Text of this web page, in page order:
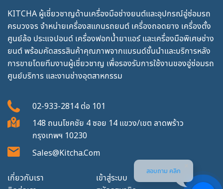
KITCHA ผู้เชี่ยวชาญด้านเครื่องมือช่างยนต์และอุปกรณ์อู่ซ่อมรถ
ครบวงจร จำหน่ายเครื่องสแกนรถยนต์ เครื่องถอดยาง เครื่องตั้ง
ศูนย์ล้อ ประแจปอนด์ เครื่องฟอกน้ำยาแอร์ และเครื่องมือพิเศษช่าง
ยนต์ พร้อมคัดสรรสินค้าคุณภาพจากแบรนด์ชั้นนำและบริการหลัง
การขายโดยทีมงานผู้เชี่ยวชาญ เพื่อรองรับการใช้งานของอู่ซ่อมรถ
ศูนย์บริการ และงานช่างอุตสาหกรรม
02-933-2814 ต่อ 101
148 ถนนโชคชัย 4 ซอย 14 แขวง/เขต ลาดพร้าว
กรุงเทพฯ 10230
Sales@kitcha.com
เกี่ยวกับเรา
เข้าสู่ระบบ
สอบถาม คลิก